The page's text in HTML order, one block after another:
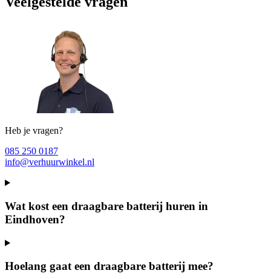
Heb je vragen?
085 250 0187
info@verhuurwinkel.nl
Wat kost een draagbare batterij huren in
Eindhoven?
Hoelang gaat een draagbare batterij mee?